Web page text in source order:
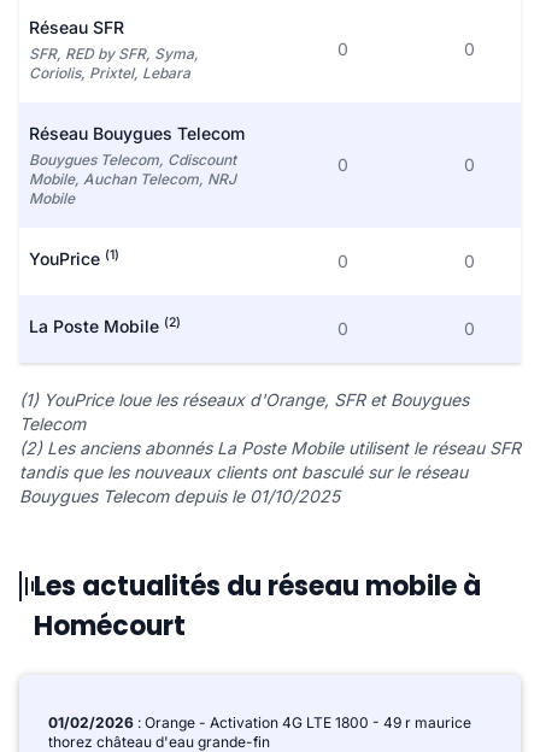
Réseau SFR
SFR, RED by SFR, Syma,
Coriolis, Prixtel, Lebara
0 0
Réseau Bouygues Telecom
Bouygues Telecom, Cdiscount
Mobile, Auchan Telecom, NRJ
Mobile
0 0
YouPrice (1) 0 0
La Poste Mobile (2) 0 0
(1) YouPrice loue les réseaux d'Orange, SFR et Bouygues
Telecom
(2) Les anciens abonnés La Poste Mobile utilisent le réseau SFR
tandis que les nouveaux clients ont basculé sur le réseau
Bouygues Telecom depuis le 01/10/2025
Les actualités du réseau mobile à
Homécourt
01/02/2026 : Orange - Activation 4G LTE 1800 - 49 r maurice
thorez château d'eau grande-fin